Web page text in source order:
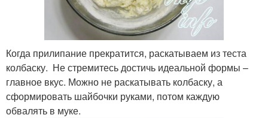
Когда прилипание прекратится, раскатываем из теста
колбаску. Не стремитесь достичь идеальной формы –
главное вкус. Можно не раскатывать колбаску, а
сформировать шайбочки руками, потом каждую
обвалять в муке.